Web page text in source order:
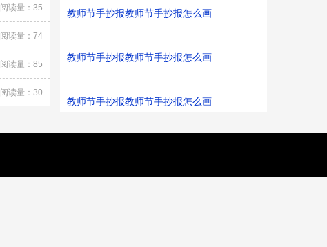
阅读量：35
阅读量：74
阅读量：85
阅读量：30
教师节手抄报教师节手抄报怎么画
教师节手抄报教师节手抄报怎么画
教师节手抄报教师节手抄报怎么画